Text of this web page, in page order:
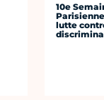
10e
lutte